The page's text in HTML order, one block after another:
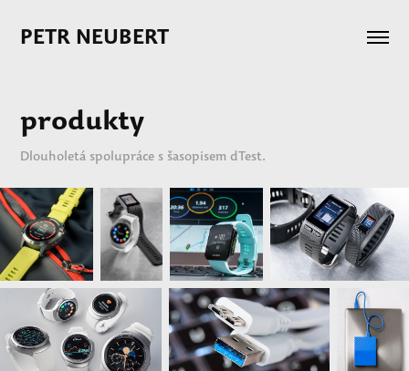
PETR NEUBERT
produkty
Dlouholetá spolupráce s šasopisem dTest.